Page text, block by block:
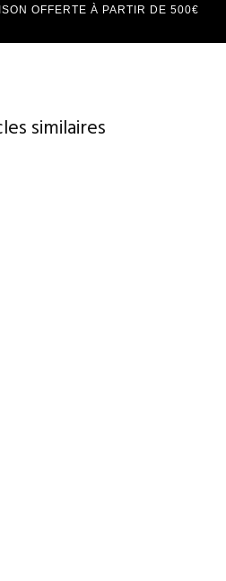
OFFERTE À PARTIR DE 500€
similaires